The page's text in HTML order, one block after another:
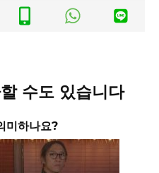
수도 있습니다
미하나요?